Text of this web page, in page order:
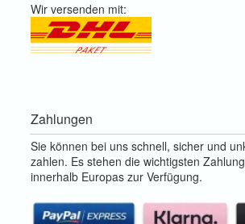
Wir versenden mit:
Zahlungen
Sie können bei uns schnell, sicher und
zahlen. Es stehen die wichtigsten
innerhalb Europas zur Verfügung.